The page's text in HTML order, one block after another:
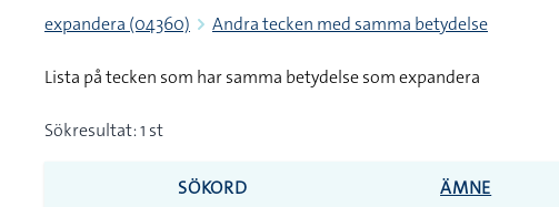
expandera (04360) Andra tecken med samma betydelse
Lista på tecken som har samma betydelse som expandera
Sökresultat: 1 st
SÖKORD ÄMNE